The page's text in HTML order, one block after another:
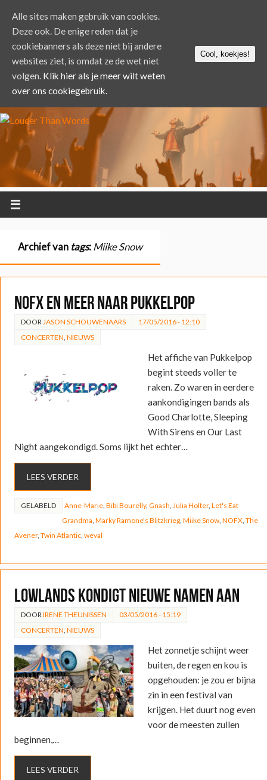
Archief van tags:Miike Snow
NOFX en meer naar Pukkelpop
DOOR JASON SCHOUWENAARS
17/05/2016 - 12:10
CONCERTEN NIEUWS
Het affiche van Pukkelpop
begint steeds voller te
raken. Zo waren in eerdere
aankondigingen bands als
Good Charlotte, Sleeping
With Sirens en Our Last
Night aangekondigd. Soms lijkt het echter…
LEES VERDER
GELABELD Anne-Marie, Bibi Bourelly, Gnash Julia Holter, Let's Eat
Grandma Marky Ramone's Blitzkrieg, Miike Snow, NOFX, The
Avener, Twin Atlantic, weval
Lowlands kondigt nieuwe namen aan
DOOR IRENE THEUNISSEN
03/05/2016 - 15:19
CONCERTEN NIEUWS
Het zonnetje schijnt weer
buiten, de regen en kou is
opgehouden: je zou er bijna
zin in een festival van
krijgen. Het duurt nog even
voor de meesten zullen
beginnen,…
LEES VERDER
Alle sites maken gebruik van cookies.
Deze ook. De enige reden dat je
cookiebanners als deze niet bij andere
websites ziet, is omdat ze de wet niet
volgen. Klik hier als je meer wilt weten
over ons cookiegebruik.
Cool, koekjes!